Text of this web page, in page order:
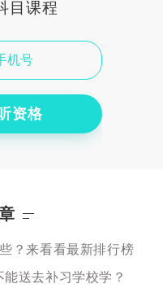
目课程
资格
？来看看最新排行榜
送去补习学校学？